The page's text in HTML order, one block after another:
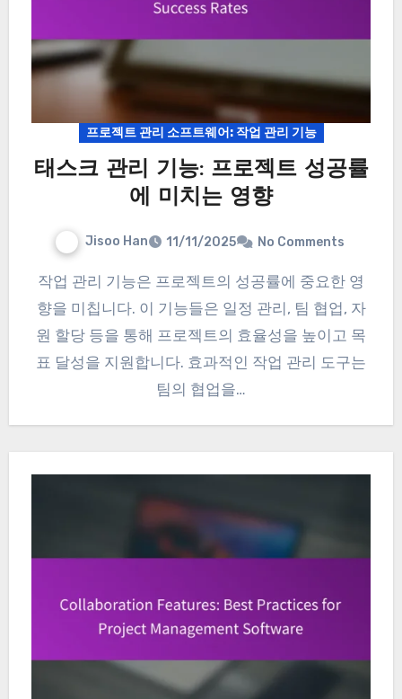
프로젝트 관리 소프트웨어: 작업 관리 기능
태스크 관리 기능: 프로젝트 성공률
에 미치는 영향
Jisoo Han 11/11/2025 No Comments
작업 관리 기능은 프로젝트의 성공률에 중요한 영
향을 미칩니다. 이 기능들은 일정 관리, 팀 협업, 자
원 할당 등을 통해 프로젝트의 효율성을 높이고 목
표 달성을 지원합니다. 효과적인 작업 관리 도구는
팀의 협업을…